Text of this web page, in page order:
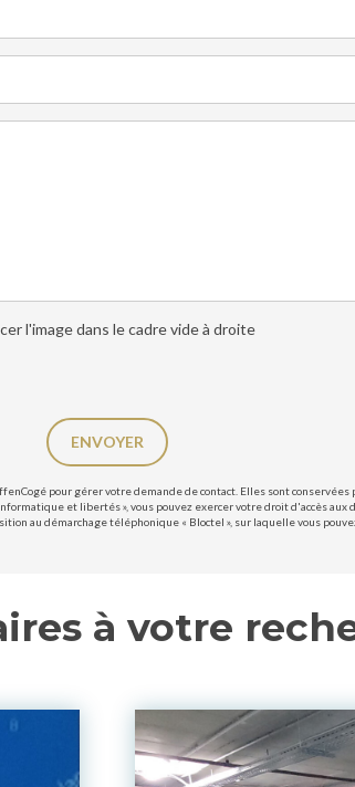
l'image dans le cadre vide à droite
ENVOYER
pour gérer votre demande de contact. Elles sont
et libertés », vous pouvez exercer votre droit d'accès
au démarchage téléphonique « Bloctel », sur laquelle vous
à votre